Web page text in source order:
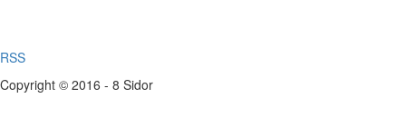
RSS
Copyright © 2016 - 8 Sidor